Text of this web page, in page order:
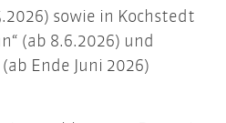
sowie in Kochstedt
(ab 8.6.2026) und
Ende Juni 2026)